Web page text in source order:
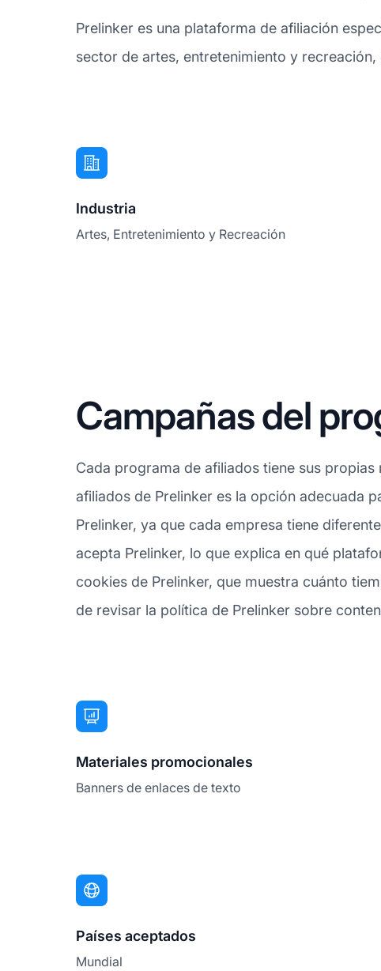
Prelinker es una plataforma de afiliación
sector de artes, entretenimiento y
Industria
Artes, Entretenimiento y Recreación
Campañas del
Cada programa de afiliados tiene sus
afiliados de Prelinker es la opción adecuada
Prelinker, ya que cada empresa tiene
acepta Prelinker, lo que explica en qué
cookies de Prelinker, que muestra cuánto
de revisar la política de Prelinker sobre
Materiales promocionales
Banners de enlaces de texto
Países aceptados
Mundial